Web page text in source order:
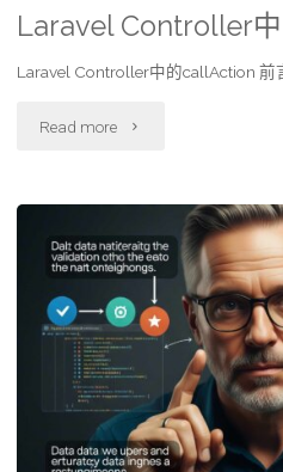
@see"
Laravel Controller
Laravel Controller中的callAction 前
Read more "Laravel
的
callAction"